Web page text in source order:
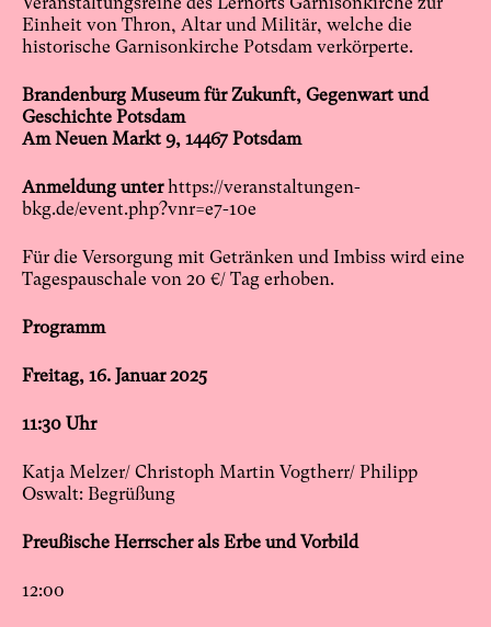
Einheit von Thron, Altar und Militär, welche die
historische Garnisonkirche Potsdam verkörperte.
Brandenburg Museum für Zukunft, Gegenwart und
Geschichte Potsdam
Am Neuen Markt 9, 14467 Potsdam
Anmeldung unterhttps://veranstaltungen-
bkg.de/event.php?vnr=e7-10e
Für die Versorgung mit Getränken und Imbiss wird eine
Tagespauschale von 20 €/ Tag erhoben.
Programm
Freitag, 16. Januar 2025
11:30 Uhr
Katja Melzer/ Christoph Martin Vogtherr/ Philipp
Oswalt: Begrüßung
Preußische Herrscher als Erbe und Vorbild
12:00